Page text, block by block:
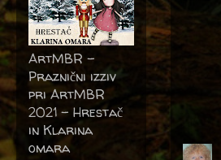
ArtMBR -
Praznični izziv
pri ArtMBR
2021 – Hrestač
in Klarina
omara